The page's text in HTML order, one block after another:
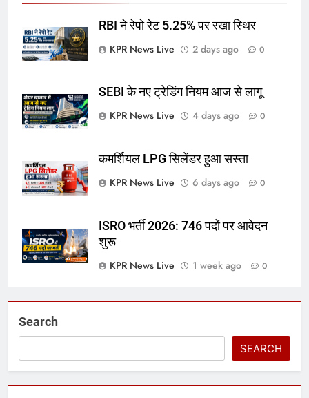
RBI ने रेपो रेट 5.25% पर रखा स्थिर
KPR News Live
2 days ago 0
SEBI के नए ट्रेडिंग नियम आज से लागू
KPR News Live
4 days ago 0
कमर्शियल LPG सिलेंडर हुआ सस्ता
KPR News Live
6 days ago 0
ISRO भर्ती 2026: 746 पदों पर आवेदन
शुरू
KPR News Live
1 week ago 0
Search
SEARCH